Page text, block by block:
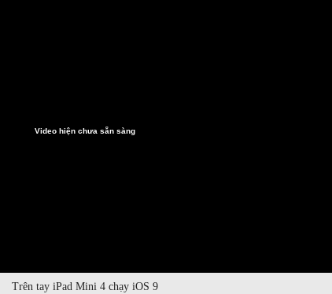
Video hiện chưa sẵn sàng
Trên tay iPad Mini 4 chạy iOS 9